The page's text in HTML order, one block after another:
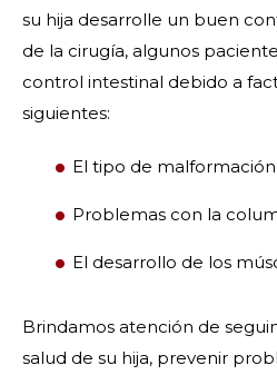
su hija desarrolle un buen
de la cirugía, algunos
control intestinal debido a
siguientes:
El tipo de malformación
Problemas con la
El desarrollo de los
Brindamos atención de
salud de su hija, prevenir